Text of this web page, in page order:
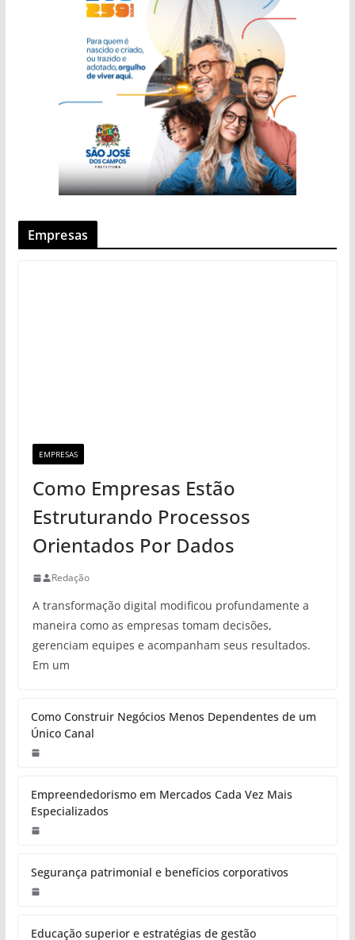
Empresas
EMPRESAS
Como Empresas Estão
Estruturando Processos
Orientados Por Dados
Redação
A transformação digital modificou profundamente a
maneira como as empresas tomam decisões,
gerenciam equipes e acompanham seus resultados.
Em um
Como Construir Negócios Menos Dependentes de um
Único Canal
Empreendedorismo em Mercados Cada Vez Mais
Especializados
Segurança patrimonial e benefícios corporativos
Educação superior e estratégias de gestão